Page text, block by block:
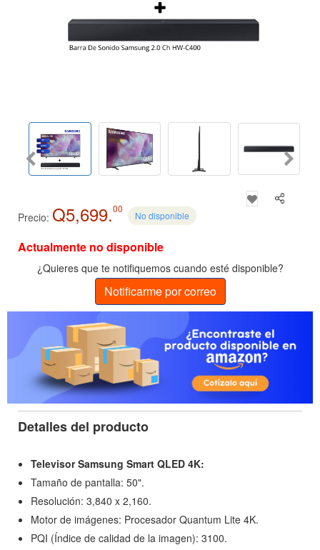
Precio: Q5,699.00
No disponible
Actualmente no disponible
¿Quieres que te notifiquemos cuando esté disponible?
Notificarme por correo
Detalles del producto
Televisor Samsung Smart QLED 4K:
Tamaño de pantalla: 50".
Resolución: 3,840 x 2,160.
Motor de imágenes: Procesador Quantum Lite 4K.
PQI (Índice de calidad de la imagen): 3100.